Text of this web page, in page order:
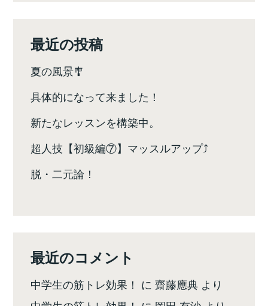
ョ
ン
最近の投稿
夏の風景🎐
具体的になって来ました！
新たなレッスンを構築中。
超人技【初級編⑦】マッスルアップ⤴️
脱・二元論！
最近のコメント
中学生の筋トレ効果！ に齋藤應典 より